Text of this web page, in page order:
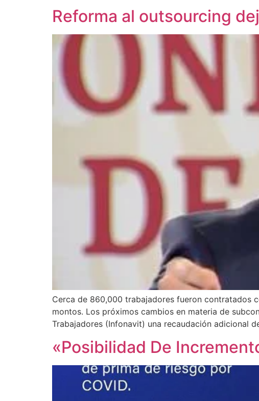
Reforma al outsourcing
Cerca de 860,000 trabajadores fueron contratados
montos. Los próximos cambios en materia de
Trabajadores (Infonavit) una recaudación adicional
«Posibilidad De